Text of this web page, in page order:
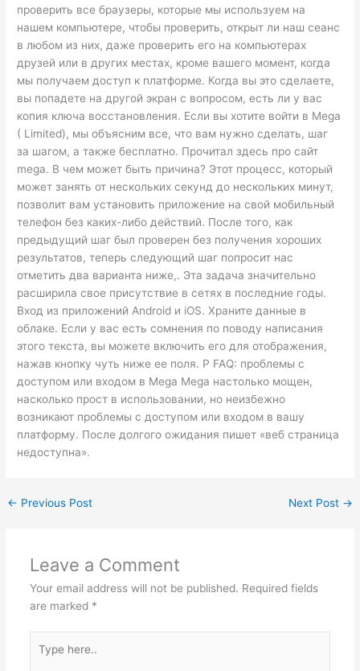
проверить все браузеры, которые мы используем на
нашем компьютере, чтобы проверить, открыт ли наш сеанс
в любом из них, даже проверить его на компьютерах
друзей или в других местах, кроме вашего момент, когда
мы получаем доступ к платформе. Когда вы это сделаете,
вы попадете на другой экран с вопросом, есть ли у вас
копия ключа восстановления. Если вы хотите войти в Mega
( Limited), мы объясним все, что вам нужно сделать, шаг
за шагом, а также бесплатно. Прочитал здесь про сайт
mega. В чем может быть причина? Этот процесс, который
может занять от нескольких секунд до нескольких минут,
позволит вам установить приложение на свой мобильный
телефон без каких-либо действий. После того, как
предыдущий шаг был проверен без получения хороших
результатов, теперь следующий шаг попросит нас
отметить два варианта ниже,. Эта задача значительно
расширила свое присутствие в сетях в последние годы.
Вход из приложений Android и iOS. Храните данные в
облаке. Если у вас есть сомнения по поводу написания
этого текста, вы можете включить его для отображения,
нажав кнопку чуть ниже ее поля. Р FAQ: проблемы с
доступом или входом в Mega Mega настолько мощен,
насколько прост в использовании, но неизбежно
возникают проблемы с доступом или входом в вашу
платформу. После долгого ожидания пишет «веб страница
недоступна».
← Previous Post Next Post →
Leave a Comment
Your email address will not be published. Required fields
are marked *
here..